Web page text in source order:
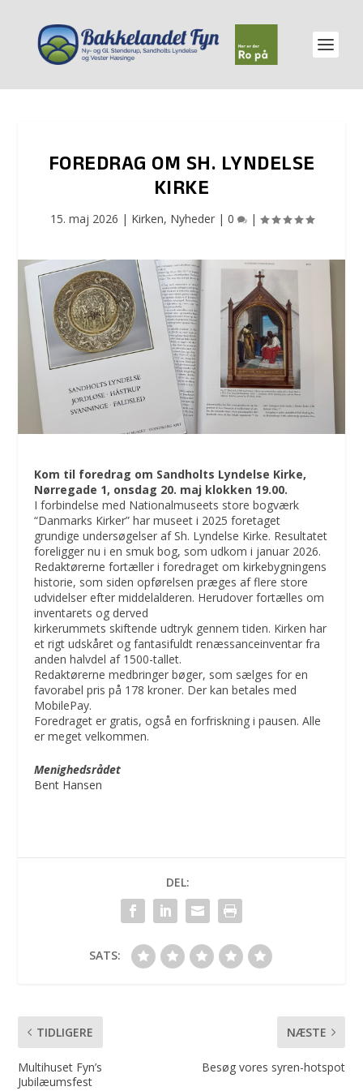
FOREDRAG OM SH. LYNDELSE
KIRKE
15. maj 2026 | Kirken, Nyheder| 0 |
Kom til foredrag om Sandholts Lyndelse Kirke,
Nørregade 1, onsdag 20. maj klokken 19.00.
I forbindelse med Nationalmuseets store bogværk
“Danmarks Kirker” har museet i 2025 foretaget
grundige undersøgelser af Sh. Lyndelse Kirke. Resultatet
foreligger nu i en smuk bog, som udkom i januar 2026.
Redaktørerne fortæller i foredraget om kirkebygningens
historie, som siden opførelsen præges af flere store
udvidelser efter middelalderen. Herudover fortælles om
inventarets og derved
kirkerummets skiftende udtryk gennem tiden. Kirken har
et rigt udskåret og fantasifuldt renæssanceinventar fra
anden halvdel af 1500-tallet.
Redaktørerne medbringer bøger, som sælges for en
favorabel pris på 178 kroner. Der kan betales med
MobilePay.
Foredraget er gratis, også en forfriskning i pausen. Alle
er meget velkommen.
Menighedsrådet
Bent Hansen
DEL:
SATS:
TIDLIGERE
Multihuset Fyn’s
Jubilæumsfest
NÆSTE
Besøg vores syren-hotspot